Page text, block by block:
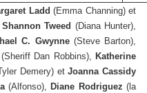
Ladd(Emma Channing) et
Shannon Tweed (Diana Hunter),
C. Gwynne (Steve Barton),
(Sheriff Dan Robbins), Katherine
Demery) etJoanna Cassidy
(Alfonso), Diane Rodriguez (la